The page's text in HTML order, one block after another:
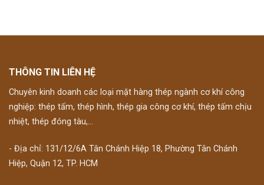
THÔNG TIN LIÊN HỆ
Chuyên kinh doanh các loại mặt hàng thép ngành cơ khí công
nghiệp: thép tấm, thép hình, thép gia công cơ khí, thép tấm chịu
nhiệt, thép đóng tàu,...
- Địa chỉ: 131/12/6A Tân Chánh Hiệp 18, Phường Tân Chánh
Hiệp, Quận 12, TP. HCM